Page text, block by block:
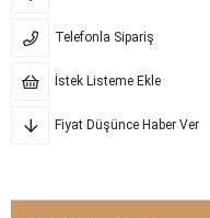
Telefonla Sipariş
İstek Listeme Ekle
Fiyat Düşünce Haber Ver